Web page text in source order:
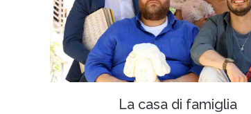
La casa di famiglia